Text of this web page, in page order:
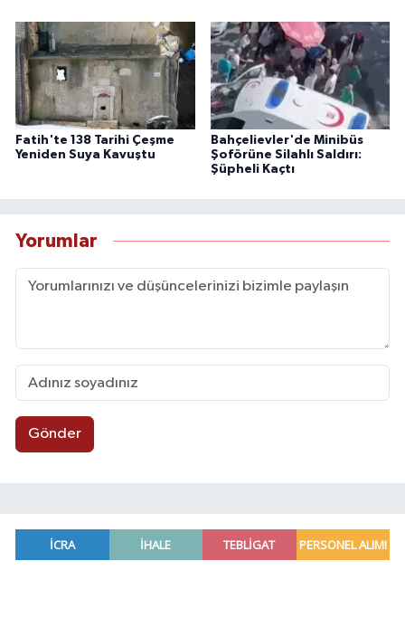
Fatih'te 138 Tarihi Çeşme
Yeniden Suya Kavuştu
Bahçelievler'de Minibüs
Şoförüne Silahlı Saldırı:
Şüpheli Kaçtı
Yorumlar
Gönder